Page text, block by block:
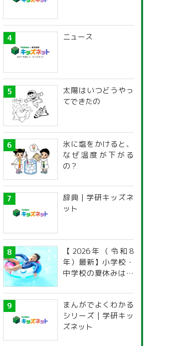
ニュース
太陽はいつどうやっ
てできたの
氷に塩をかけると、
なぜ温度が下がる
の？
辞典 | 学研キッズネ
ット
【2026年（令和8
年）最新】小学校・
中学校の夏休みはい
道府県別「夏季休暇
一覧」
まんがでよくわかる
シリーズ | 学研キッ
ズネット